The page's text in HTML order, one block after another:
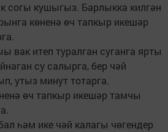
согы кушыгыз. Барлыкка килгән
көненә өч тапкыр икешәр
вак итеп туралган суганга ярты
су салырга, бер чәй
утыз минут тотарга.
өч тапкыр икешәр тамчы
һәм ике чәй калагы чөгендер